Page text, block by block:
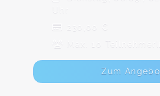
230,00 €
Max. 10
Zum